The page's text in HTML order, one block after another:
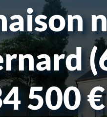
500 €